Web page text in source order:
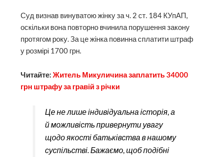
Суд визнав винуватою жінку за ч. 2 ст. 184 КУпАП,
оскільки вона повторно вчинила порушення закону
протягом року. За це жінка повинна сплатити штраф
у розмірі 1700 грн.
Читайте:Житель Микуличина заплатить 34000
грн штрафу за гравій з річки
Це не лише індивідуальна історія, а
й можливість привернути увагу
щодо якості батьківства в нашому
суспільстві. Бажаємо, щоб подібні